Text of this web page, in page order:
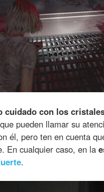
cuidado con los
pueden llamar su
él, pero ten en cuenta
En cualquier caso, en la
.